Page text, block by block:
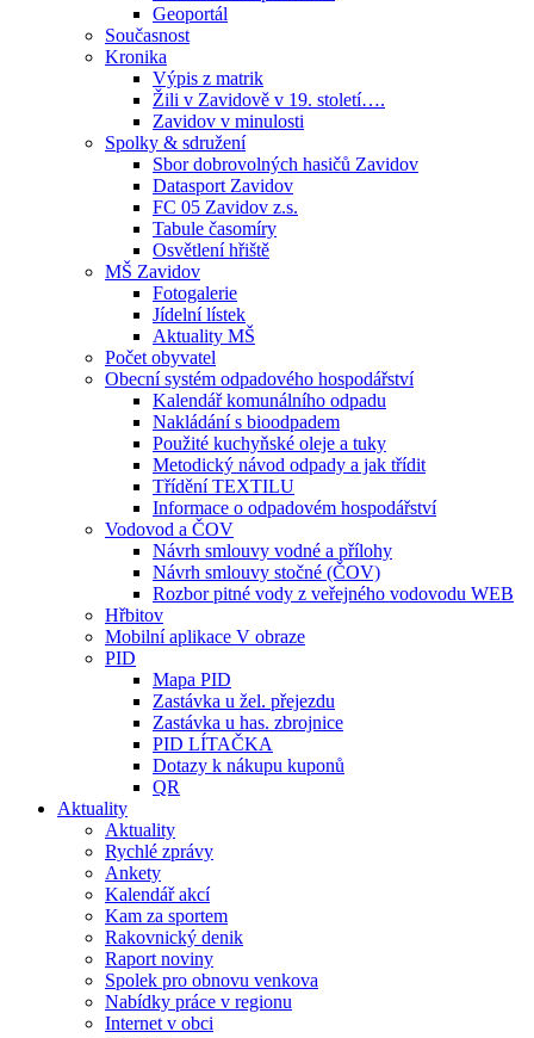
Geoportál
Současnost
Kronika
Výpis z matrik
Žili v Zavidově v 19. století….
Zavidov v minulosti
Spolky & sdružení
Sbor dobrovolných hasičů Zavidov
Datasport Zavidov
FC 05 Zavidov z.s.
Tabule časomíry
Osvětlení hřiště
MŠ Zavidov
Fotogalerie
Jídelní lístek
Aktuality MŠ
Počet obyvatel
Obecní systém odpadového hospodářství
Kalendář komunálního odpadu
Nakládání s bioodpadem
Použité kuchyňské oleje a tuky
Metodický návod odpady a jak třídit
Třídění TEXTILU
Informace o odpadovém hospodářství
Vodovod a ČOV
Návrh smlouvy vodné a přílohy
Návrh smlouvy stočné (ČOV)
Rozbor pitné vody z veřejného vodovodu WEB
Hřbitov
Mobilní aplikace V obraze
PID
Mapa PID
Zastávka u žel. přejezdu
Zastávka u has. zbrojnice
PID LÍTAČKA
Dotazy k nákupu kuponů
QR
Aktuality
Aktuality
Rychlé zprávy
Ankety
Kalendář akcí
Kam za sportem
Rakovnický denik
Raport noviny
Spolek pro obnovu venkova
Nabídky práce v regionu
Internet v obci